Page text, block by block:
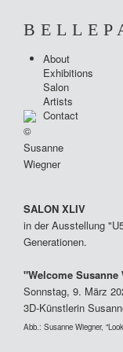
ABOUT
EXHIBITIONS
SALON
CONTACT
About
Exhibitions
Salon
Artists
Contact
©
Susanne
Wiegner
SALON XLIV
in der Ausstellung
Generationen.
"Welcome
Sonnstag, 9. März
3D-Künstlerin
Abb.: Susanne Wiegner,